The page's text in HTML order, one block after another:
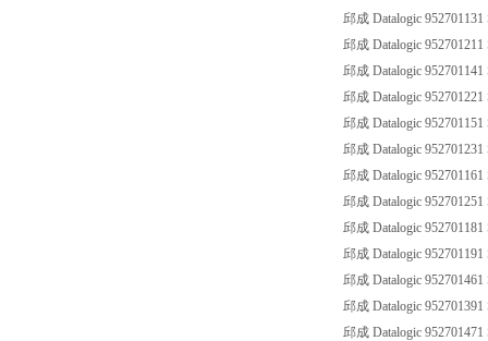
邱成 Datalogic
邱成 Datalogic
邱成 Datalogic
邱成 Datalogic
邱成 Datalogic
邱成 Datalogic
邱成 Datalogic
邱成 Datalogic
邱成 Datalogic
邱成 Datalogic
邱成 Datalogic
邱成 Datalogic
邱成 Datalogic